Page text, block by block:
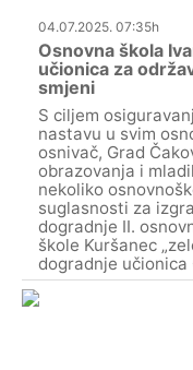
04.07.2025. 07:35h
Osnovna škola
učionica za
smjeni
S ciljem
nastavu u svim
osnivač, Grad
obrazovanja i
nekoliko
suglasnosti za
dogradnje II.
škole Kuršanec
dogradnje učionica